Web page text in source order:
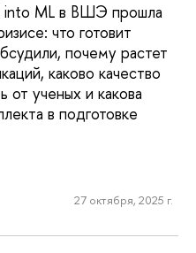
into ML в ВШЭ прошла
что готовит
почему растет
каково качество
от ученых и какова
в подготовке
27 октября, 2025 г.